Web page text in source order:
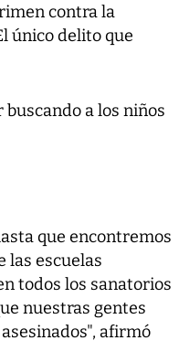
contra la
único delito que
a los niños
que encontremos
las escuelas
todos los sanatorios
nuestras gentes
afirmó